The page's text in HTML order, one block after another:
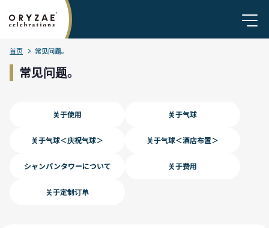
首页 常见问题。
常见问题。
关于使用 关于气球
关于气球＜庆祝气球＞ 关于气球＜酒店布置＞
シャンパンタワーについて 关于费用
关于定制订单